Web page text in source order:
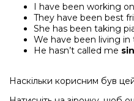
I have been working
They have been best
She has been taking
We have been living in
He hasn’t called me
Наскільки корисним був